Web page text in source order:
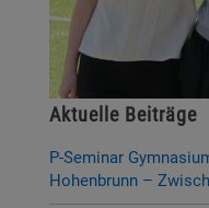
Aktuelle Beiträge
P-Seminar
Hohenbrunn –